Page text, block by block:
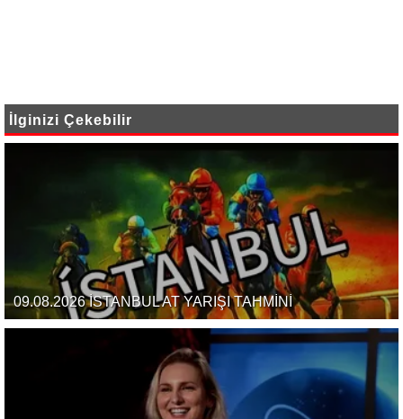
İlginizi Çekebilir
09.08.2026 İSTANBUL AT YARIŞI TAHMİNİ